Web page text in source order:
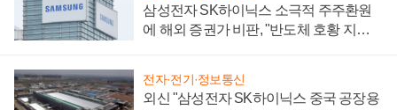
삼성전자 SK하이닉스 소극적 주주환원
에 해외 증권가 비판, "반도체 호황 지속
전자·전기·정보통신
외신 "삼성전자 SK하이닉스 중국 공장용